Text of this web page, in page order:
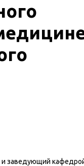
заведующий